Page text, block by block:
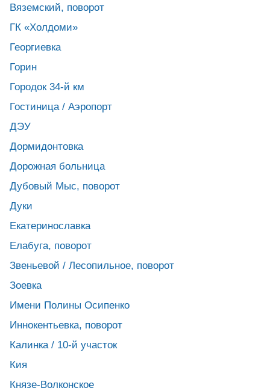
Вяземский, поворот
ГК «Холдоми»
Георгиевка
Горин
Городок 34-й км
Гостиница / Аэропорт
ДЭУ
Дормидонтовка
Дорожная больница
Дубовый Мыс, поворот
Дуки
Екатеринославка
Елабуга, поворот
Звеньевой / Лесопильное, поворот
Зоевка
Имени Полины Осипенко
Иннокентьевка, поворот
Калинка / 10-й участок
Кия
Князе-Волконское